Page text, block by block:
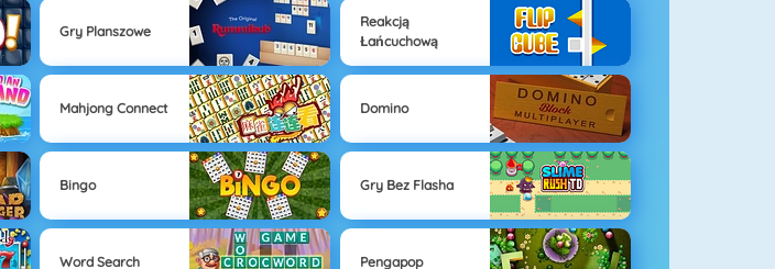
Gry Planszowe
Reakcją
Łańcuchową
Mahjong Connect Domino
Bingo Gry Bez Flasha
Word Search Pengapop